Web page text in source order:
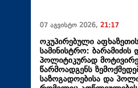
07 აგვისტო 2026, 21:17
ოკუპირებული
სამინისტრო: ბარამიძის
პოლიტიკურად
წარმოადგენს
საზოგადოებისა და